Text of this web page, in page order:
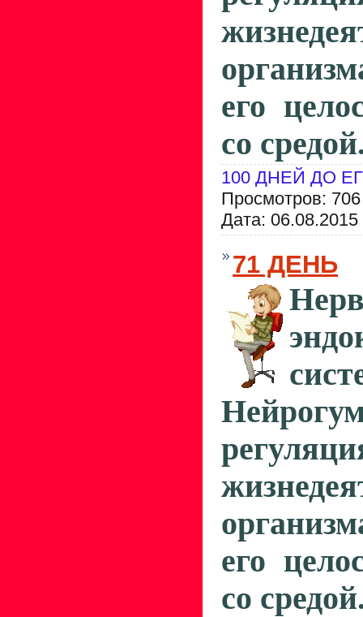
его
со
100 ДНЕЙ ДО
Просмотров:
Дата: 06.08.2015
71 ДЕНЬ
его
со